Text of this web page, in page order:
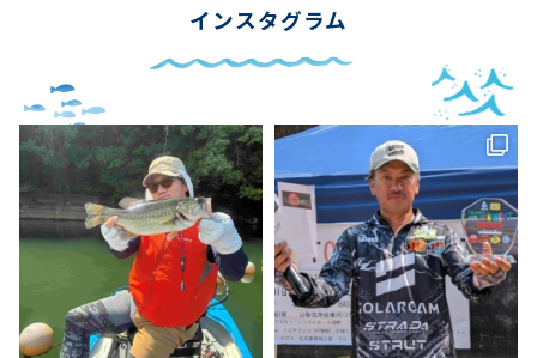
インスタグラム